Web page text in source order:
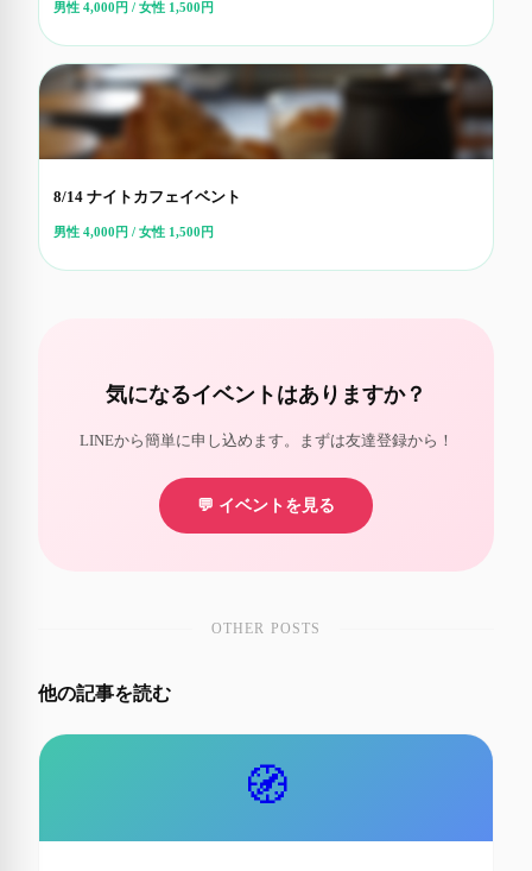
男性 4,000円 / 女性 1,500円
8/14 ナイトカフェイベント
男性 4,000円 / 女性 1,500円
気になるイベントはありますか？
LINEから簡単に申し込めます。まずは友達登録から！
💬 イベントを見る
OTHER POSTS
他の記事を読む
🧭